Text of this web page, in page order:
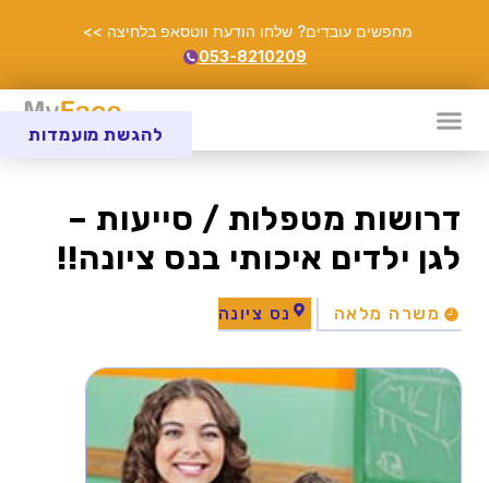
מחפשים עובדים? שלחו הודעת ווטסאפ בלחיצה >>
053-8210209
דרושות מטפלות / סייעות –
לגן ילדים איכותי בנס ציונה!!
משרה מלאה נס ציונה
להגשת מועמדות